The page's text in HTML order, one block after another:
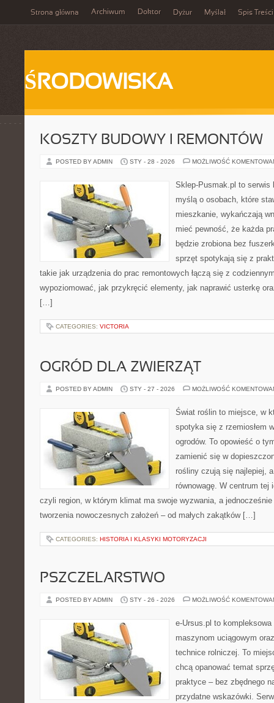
Strona główna Archiwum Doktor Dyżur Myślał Spis Treści
ŚRODOWISKA
KOSZTY BUDOWY I REMONTÓW
POSTED BY ADMIN STY - 28 - 2026 MOŻLIWOŚĆ
Sklep-Pusmak.pl to serwis
myślą o osobach, które
mieszkanie, wykańczają
mieć pewność, że każda
będzie zrobiona bez
sprzęt spotykają się z
takie jak urządzenia do prac remontowych łączą się z
wypoziomować, jak przykręcić elementy, jak naprawić usterkę
[…]
CATEGORIES: VICTORIA
OGRÓD DLA ZWIERZĄT
POSTED BY ADMIN STY - 27 - 2026 MOŻLIWOŚĆ
Świat roślin to miejsce, w
spotyka się z rzemiosłem
ogrodów. To opowieść o
zamienić się w
rośliny czują się najlepiej,
równowagę. W centrum
czyli region, w którym klimat ma swoje wyzwania, a
tworzenia nowoczesnych założeń – od małych zakątków […]
CATEGORIES: HISTORIA I KLASYKI MOTORYZACJI
PSZCZELARSTWO
POSTED BY ADMIN STY - 26 - 2026 MOŻLIWOŚĆ
e-Ursus.pl to
maszynom uciągowym
technice rolniczej. To
chcą opanować temat
praktyce – bez zbędnego
przydatne wskazówki.